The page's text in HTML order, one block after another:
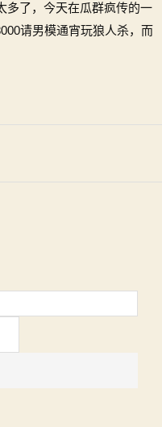
多了，今天在瓜群疯传的一
请男模通宵玩狼人杀，而